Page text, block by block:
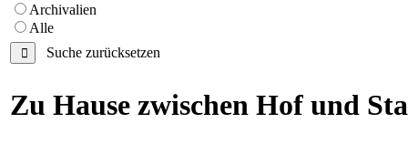
Archivalien
Alle
Suche zurücksetzen
Zu Hause zwischen Hof und